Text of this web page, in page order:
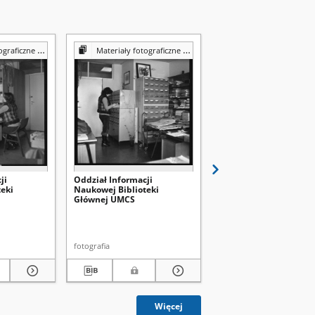
Biblioteki UMCS Materiały fotograficzne z Pracowni Reprografii Biblioteki UMCS
Oddział Informacji
Naukowej Biblioteki
Głównej UMCS
fotografia
Więcej